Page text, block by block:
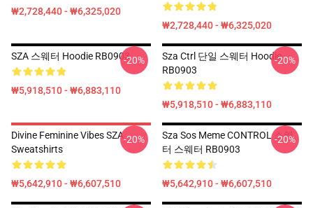
₩2,728,440 - ₩6,325,020
₩2,728,440 - ₩6,325,020
SZA 스웨터 Hoodie RB0903
₩5,918,510 - ₩6,883,110
-20%
Sza Ctrl 단일 스웨터 Hoodie
RB0903
₩5,918,510 - ₩6,883,110
-20%
Divine Feminine Vibes SZA
Sweatshirts
₩5,642,910 - ₩6,607,510
-20%
Sza Sos Meme CONTROL 스웨
터 스웨터 RB0903
₩5,642,910 - ₩6,607,510
-20%